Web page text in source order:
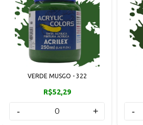
VERDE MUSGO - 322
R$52,29
- + -